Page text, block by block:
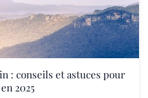
: conseils et astuces pour
2025